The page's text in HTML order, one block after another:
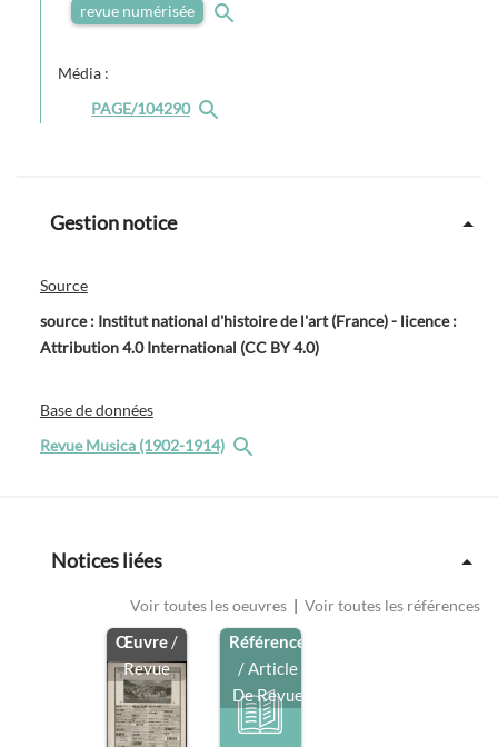
revue numérisée
Média :
PAGE/104290
Gestion notice
Source
source : Institut national d'histoire de l'art (France) - licence :
Attribution 4.0 International (CC BY 4.0)
Base de données
Revue Musica (1902-1914)
Notices liées
Voir toutes les oeuvres | Voir toutes les références
Œuvre /
Revue
Référence
/ Article
De Revue